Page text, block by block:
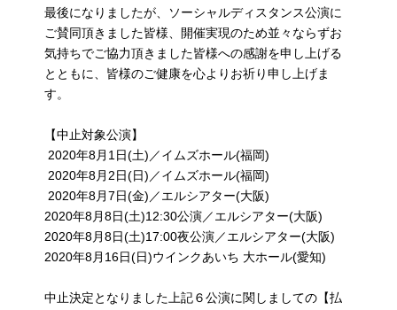
最後になりましたが、ソーシャルディスタンス公演に
ご賛同頂きました皆様、開催実現のため並々ならずお
気持ちでご協力頂きました皆様への感謝を申し上げる
とともに、皆様のご健康を心よりお祈り申し上げま
す。
【中止対象公演】
2020年8月1日(土)／イムズホール(福岡)
2020年8月2日(日)／イムズホール(福岡)
2020年8月7日(金)／エルシアター(大阪)
2020年8月8日(土)12:30公演／エルシアター(大阪)
2020年8月8日(土)17:00夜公演／エルシアター(大阪)
2020年8月16日(日)ウインクあいち 大ホール(愛知)
中止決定となりました上記６公演に関しましての【払